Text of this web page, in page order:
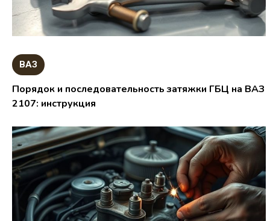
ВАЗ
Порядок и последовательность затяжки ГБЦ на ВАЗ
2107: инструкция